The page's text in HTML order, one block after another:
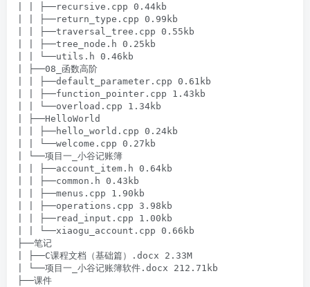
| | ├──recursive.cpp 0.44kb
| | ├──return_type.cpp 0.99kb
| | ├──traversal_tree.cpp 0.55kb
| | ├──tree_node.h 0.25kb
| | └──utils.h 0.46kb
| ├──08_函数高阶
| | ├──default_parameter.cpp 0.61kb
| | ├──function_pointer.cpp 1.43kb
| | └──overload.cpp 1.34kb
| ├──HelloWorld
| | ├──hello_world.cpp 0.24kb
| | └──welcome.cpp 0.27kb
| └──项目一_小谷记账簿
| | ├──account_item.h 0.64kb
| | ├──common.h 0.43kb
| | ├──menus.cpp 1.90kb
| | ├──operations.cpp 3.98kb
| | ├──read_input.cpp 1.00kb
| | └──xiaogu_account.cpp 0.66kb
├──笔记
| ├──C课程文档（基础篇）.docx 2.33M
| └──项目一_小谷记账簿软件.docx 212.71kb
├──课件